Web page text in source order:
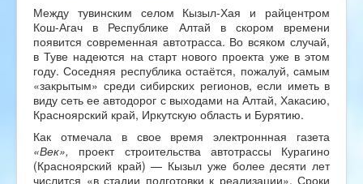
Между тувинским селом Кызыл-Хая и райцентром
Кош-Агач в Республике Алтай в скором времени
появится современная автотрасса. Во всяком случай,
в Туве надеются на старт нового проекта уже в этом
году. Соседняя республика остаётся, пожалуй, самым
«закрытым» среди сибирских регионов, если иметь в
виду сеть ее автодорог с выходами на Алтай, Хакасию,
Красноярский край, Иркутскую область и Бурятию.
Как отмечала в свое время электроннная газета
«Век», проект строительства автотрассы Курагино
(Красноярский край) — Кызыл уже более десяти лет
числится «в стадии подготовки к реализации». Сроки